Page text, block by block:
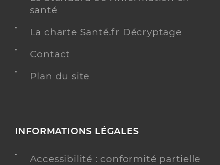
santé
La charte Santé.fr Décryptage
Contact
Plan du site
INFORMATIONS LÉGALES
Accessibilité : conformité partielle